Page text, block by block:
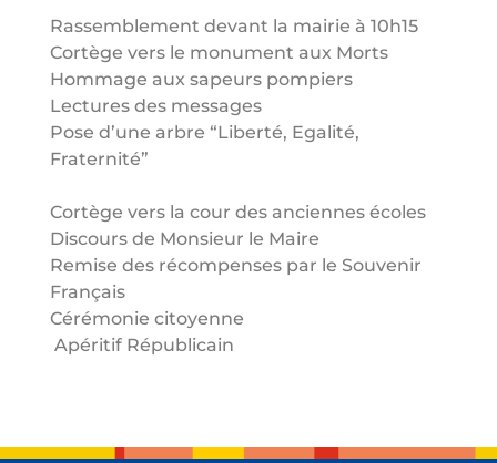
Rassemblement devant la mairie à 10h15
Cortège vers le monument aux Morts
Hommage aux sapeurs pompiers
Lectures des messages
Pose d’une arbre “Liberté, Egalité,
Fraternité”
Cortège vers la cour des anciennes écoles
Discours de Monsieur le Maire
Remise des récompenses par le Souvenir
Français
Cérémonie citoyenne
Apéritif Républicain